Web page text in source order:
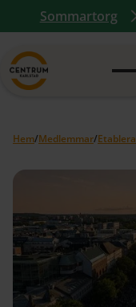
Sommartorg
Hem/Medlemmar/Etablera